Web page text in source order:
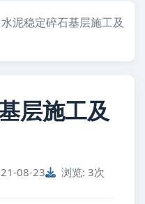
水泥稳定碎石基层施工及
层施工及
08-23 浏览: 3次